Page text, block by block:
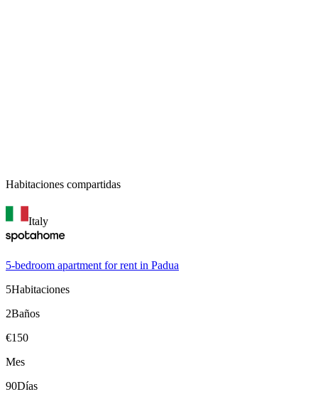
Habitaciones compartidas
Italy
5-bedroom apartment for rent in Padua
5Habitaciones
2Baños
€150
Mes
90Días